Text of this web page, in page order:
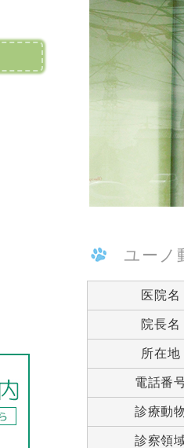
ユーノ
医院名
院長名
所在地
電話番
診療動
診察領